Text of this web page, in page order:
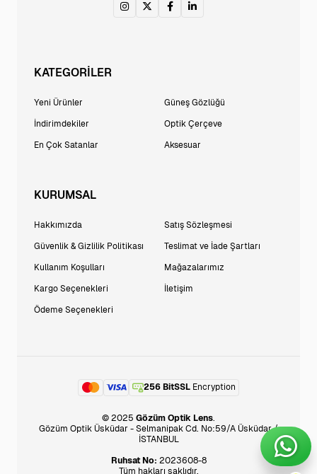
KATEGORİLER
Yeni Ürünler
İndirimdekiler
En Çok Satanlar
Güneş Gözlüğü
Optik Çerçeve
Aksesuar
KURUMSAL
Hakkımızda
Güvenlik & Gizlilik Politikası
Kullanım Koşulları
Kargo Seçenekleri
Ödeme Seçenekleri
Satış Sözleşmesi
Teslimat ve İade Şartları
Mağazalarımız
İletişim
256 BitSSL Encryption
© 2025 Gözüm Optik Lens.
Gözüm Optik Üsküdar - Selmanipak Cd. No:59/A Üsküdar /
İSTANBUL
Ruhsat No: 2023608-8
Tüm hakları saklıdır.